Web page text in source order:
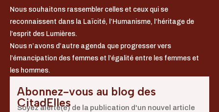
Nous souhaitons rassembler celles et ceux qui se
reconnaissent dans la Laïcité, l’Humanisme, l’héritage de
l’esprit des Lumières.
Nous n’avons d’autre agenda que progresser vers
l’émancipation des femmes et l’égalité entre les femmes et
les hommes.
Abonnez-vous au blog des
CitadElles
Soyez alerté(e) de la publication d'un nouvel article